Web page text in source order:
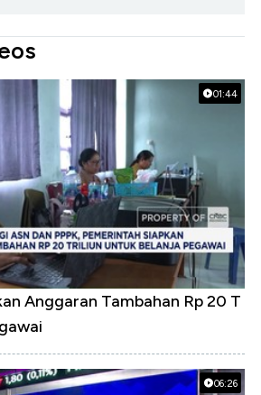
01:44
Anggaran Tambahan Rp 20 T
06:26